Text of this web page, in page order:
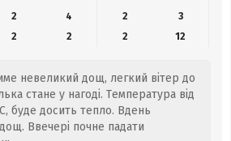
2
4 2
3
2
2 2 12
невеликий дощ, легкий вітер до
стане у нагоді. Температура від
буде досить тепло. Вдень
Ввечері почне падати